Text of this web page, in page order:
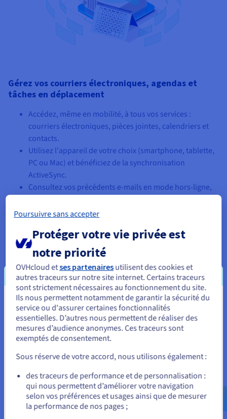
Gérez vos courriers électroniques, agendas et
tâches en déplacement
Accédez, même en mobilité, à tous vos services :
courriers électroniques, pièces jointes, calendriers et
contacts.
Utilisez l'appareil de votre choix (smartphone, tablette,
PC ou Mac) et bénéficiez de la synchronisation
ActiveSync.
Consultez vos précédents e-mails en mode hors-ligne,
Internet.
Vous semblez être localisé en États-
Unis.
Pour commander, rendez-vous sur le site de votre pays (États-
Allez sur le site États-Unis
us.ovhcloud.com/
Anglais USD - $
ou
Poursuivre sans accepter
Protéger votre vie privée est
notre priorité
OVHcloud etses partenairesutilisent des cookies et
autres traceurs sur notre site internet. Certains traceurs
sont strictement nécessaires au fonctionnement du site.
Ils nous permettent notamment de garantir la sécurité du
service ou d'assurer certaines fonctionnalités
essentielles. D’autres nous permettent de réaliser des
mesures d’audience anonymes. Ces traceurs sont
exemptés de consentement.
Sous réserve de votre accord, nous utilisons également :
des traceurs de performance et de personnalisation :
qui nous permettent d’améliorer votre navigation
selon vos préférences et usages ainsi que de mesurer
la performance de nos pages ;